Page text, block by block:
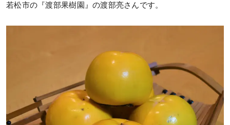
若松市の『渡部果樹園』の渡部亮さんです。